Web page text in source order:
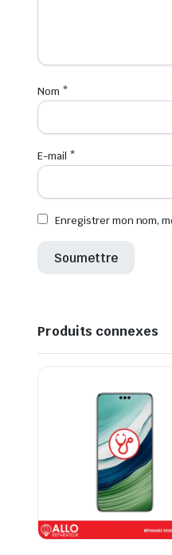
Nom *
E-mail *
Enregistrer mon nom,
Produits connexes